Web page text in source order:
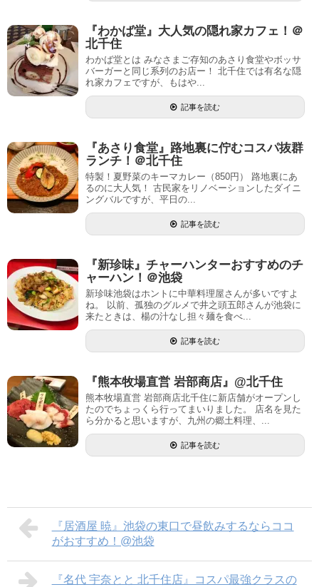
『わかば堂』大人気の隠れ家カフェ！＠
北千住
わかば堂とは みなさまご存知のあさり食堂やボッサ
バーガーと同じ系列のお店ー！ 北千住では有名な隠
れ家カフェですが、もはや...
記事を読む
『あさり食堂』路地裏に佇むコスパ抜群
ランチ！＠北千住
特製！夏野菜のキーマカレー（850円） 路地裏にあ
るのに大人気！ 古民家をリノベーションしたダイニ
ングバルですが、平日の...
記事を読む
『新珍味』チャーハンターおすすめのチ
ャーハン！＠池袋
新珍味池袋はホントに中華料理屋さんが多いですよ
ね。 以前、孤独のグルメで井之頭五郎さんが池袋に
来たときは、楊の汁なし担々麺を食べ...
記事を読む
『熊本牧場直営 岩部商店』@北千住
熊本牧場直営 岩部商店北千住に新店舗がオープンし
たのでちょっくら行ってまいりました。 店名を見た
ら分かると思いますが、九州の郷土料理、...
記事を読む
『居酒屋 暁』池袋の東口で昼飲みするならココ
がおすすめ！@池袋
『名代 宇奈とと 北千住店』コスパ最強クラスの